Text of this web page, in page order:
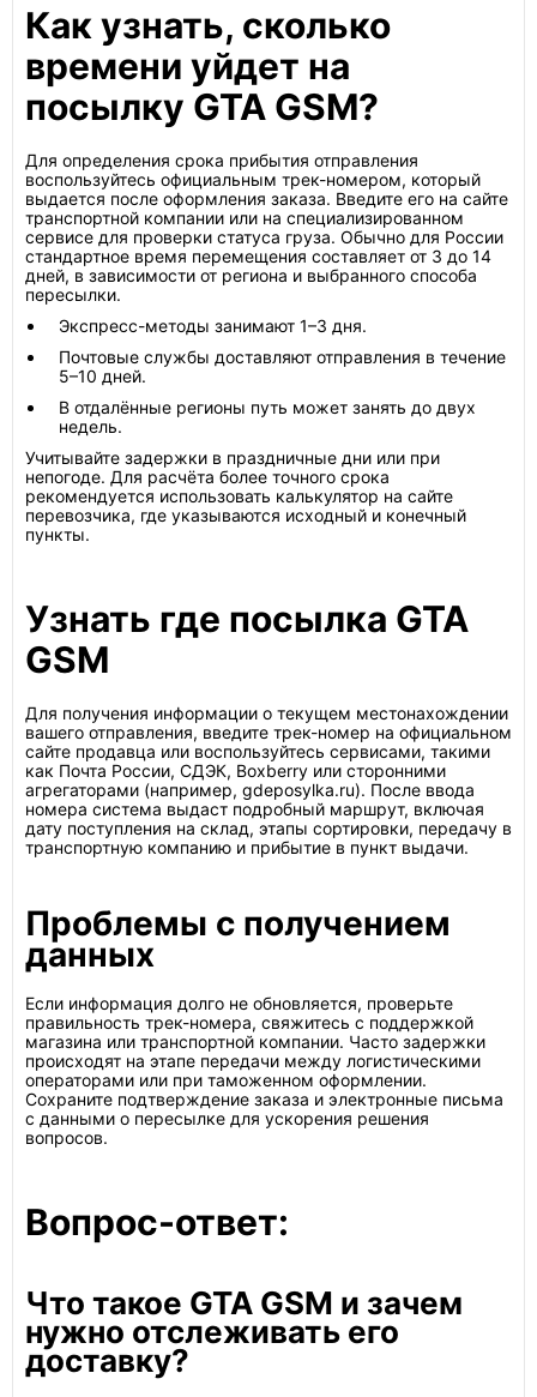
Как узнать, сколько
времени уйдет на
посылку GTA GSM?
Для определения срока прибытия отправления
воспользуйтесь официальным трек-номером, который
выдается после оформления заказа. Введите его на сайте
транспортной компании или на специализированном
сервисе для проверки статуса груза. Обычно для России
стандартное время перемещения составляет от 3 до 14
дней, в зависимости от региона и выбранного способа
пересылки.
Экспресс-методы занимают 1–3 дня.
Почтовые службы доставляют отправления в течение
5–10 дней.
В отдалённые регионы путь может занять до двух
недель.
Учитывайте задержки в праздничные дни или при
непогоде. Для расчёта более точного срока
рекомендуется использовать калькулятор на сайте
перевозчика, где указываются исходный и конечный
пункты.
Узнать где посылка GTA
GSM
Для получения информации о текущем местонахождении
вашего отправления, введите трек-номер на официальном
сайте продавца или воспользуйтесь сервисами, такими
как Почта России, СДЭК, Boxberry или сторонними
агрегаторами (например, gdeposylka.ru). После ввода
номера система выдаст подробный маршрут, включая
дату поступления на склад, этапы сортировки, передачу в
транспортную компанию и прибытие в пункт выдачи.
Проблемы с получением
данных
Если информация долго не обновляется, проверьте
правильность трек-номера, свяжитесь с поддержкой
магазина или транспортной компании. Часто задержки
происходят на этапе передачи между логистическими
операторами или при таможенном оформлении.
Сохраните подтверждение заказа и электронные письма
с данными о пересылке для ускорения решения
вопросов.
Вопрос-ответ:
Что такое GTA GSM и зачем
нужно отслеживать его
доставку?